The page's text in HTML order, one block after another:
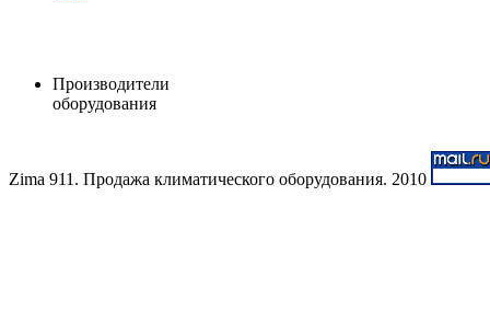
Производители
оборудования
Zima 911. Продажа климатического оборудования. 2010